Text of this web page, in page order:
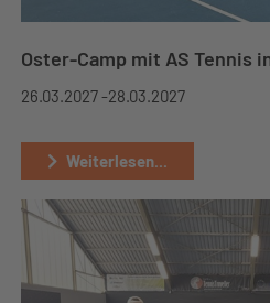
Oster-Camp mit AS Tennis
26.03.2027 -28.03.2027
Weiterlesen...